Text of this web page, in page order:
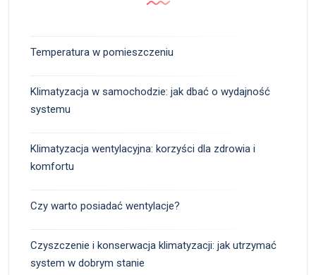
Temperatura w pomieszczeniu
Klimatyzacja w samochodzie: jak dbać o wydajność
systemu
Klimatyzacja wentylacyjna: korzyści dla zdrowia i
komfortu
Czy warto posiadać wentylacje?
Czyszczenie i konserwacja klimatyzacji: jak utrzymać
system w dobrym stanie